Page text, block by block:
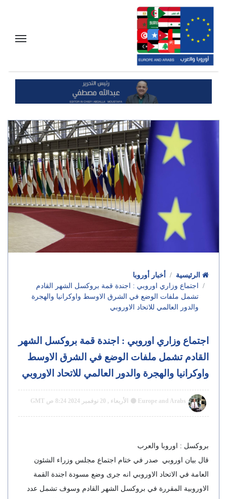
أخبار أوروبا
اجتماع وزاري اوروبي : اجندة قمة بروكسل الشهر القادم
تشمل ملفات الوضع في الشرق الاوسط واوكرانيا والهجرة
والدور العالمي للاتحاد الاوروبي
اجتماع وزاري اوروبي : اجندة قمة بروكسل الشهر
القادم تشمل ملفات الوضع في الشرق الاوسط
واوكرانيا والهجرة والدور العالمي للاتحاد الاوروبي
Europe and Arabs الأربعاء , 20 نوفمبر 2024 8:24 ص GMT
بروكسل : اوروبا والعرب
قال بيان اوروبي صدر في ختام اجتماع مجلس وزراء الشئون
العامة في الاتحاد الاوروبي انه جرى وضع مسودة اجندة القمة
الاوروبية المقررة في بروكسل الشهر القادم وسوف تشمل عدد